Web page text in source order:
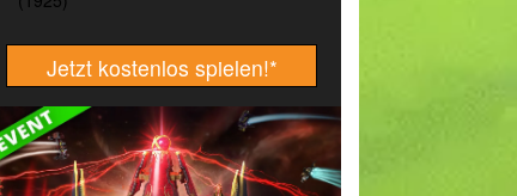
Jetzt kostenlos spielen!*